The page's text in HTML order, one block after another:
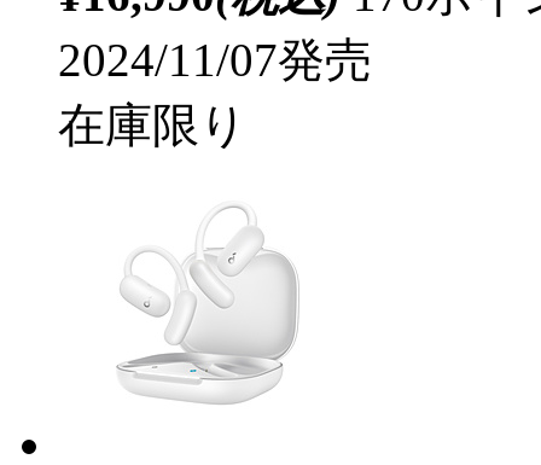
2024/11/07発売
在庫限り